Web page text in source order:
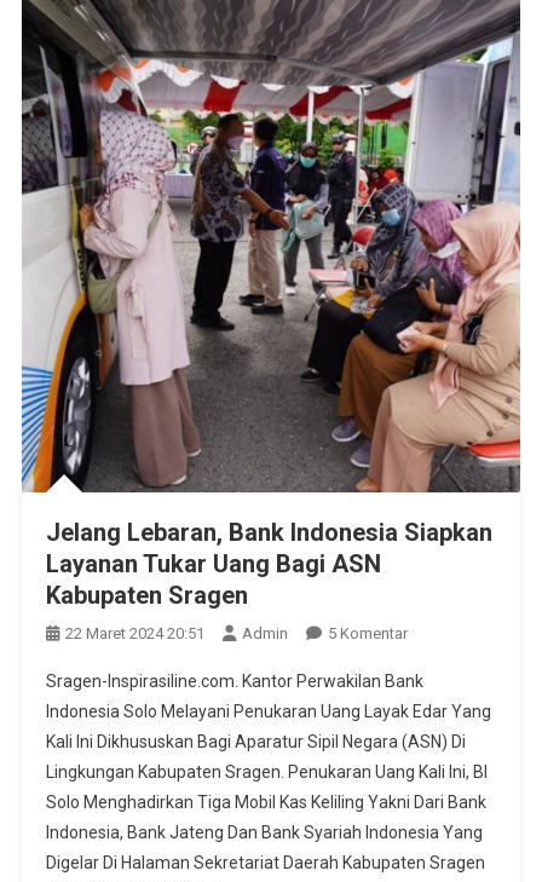
Jelang Lebaran, Bank Indonesia Siapkan
Layanan Tukar Uang Bagi ASN
Kabupaten Sragen
22 Maret 2024 20:51 Admin 5 KomentarPada
Lebaran,
Bank
Indonesia
Siapkan
Layanan
Tukar
Uang
Sragen-Inspirasiline.com. Kantor Perwakilan Bank
Indonesia Solo Melayani Penukaran Uang Layak Edar Yang
Kali Ini Dikhususkan Bagi Aparatur Sipil Negara (ASN) Di
Lingkungan Kabupaten Sragen. Penukaran Uang Kali Ini, BI
Solo Menghadirkan Tiga Mobil Kas Keliling Yakni Dari Bank
Indonesia, Bank Jateng Dan Bank Syariah Indonesia Yang
Digelar Di Halaman Sekretariat Daerah Kabupaten Sragen